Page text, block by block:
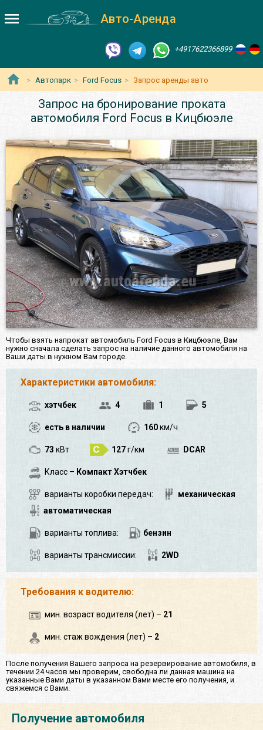
Авто-Аренда
+4917622366899
Автопарк Ford Focus Запрос аренды авто
Запрос на бронирование проката
автомобиля Ford Focus в Кицбюэле
Чтобы взять напрокат автомобиль Ford Focus в Кицбюэле, Вам
нужно сначала сделать запрос на наличие данного автомобиля на
Ваши даты в нужном Вам городе.
Характеристики автомобиля:
хэтчбек 4 1 5
есть в наличии 160км/ч
73 кВт 127г/км DCAR
Класс – Компакт Хэтчбек
варианты коробки передач:
механическая
автоматическая
варианты топлива: бензин
варианты трансмиссии: 2WD
Требования к водителю:
мин. возраст водителя (лет) – 21
мин. стаж вождения (лет) – 2
После получения Вашего запроса на резервирование автомобиля, в
течении 24 часов мы проверим, свободна ли данная машина на
указанные Вами даты в указанном Вами месте его получения, и
свяжемся с Вами.
Получение автомобиля